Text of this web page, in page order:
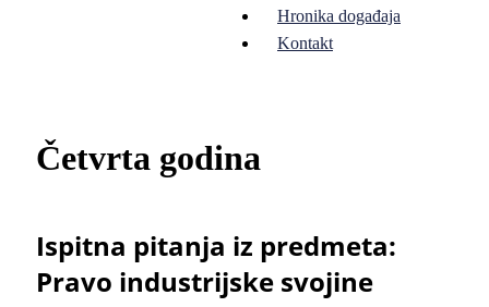
Hronika događaja
Kontakt
Četvrta godina
Ispitna pitanja iz predmeta:
Pravo industrijske svojine